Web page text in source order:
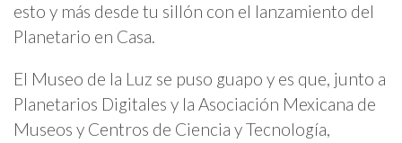
esto y más desde tu sillón con el lanzamiento del
Planetario en Casa.
El Museo de la Luz se puso guapo y es que, junto a
Planetarios Digitales y la Asociación Mexicana de
Museos y Centros de Ciencia y Tecnología,